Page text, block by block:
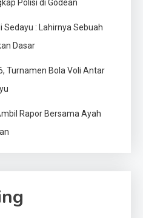
Polisi di Godean
Sedayu : Lahirnya Sebuah
Dasar
Turnamen Bola Voli Antar
Rapor Bersama Ayah